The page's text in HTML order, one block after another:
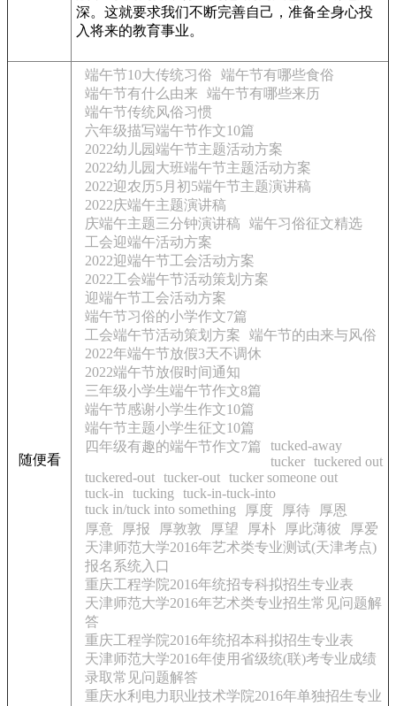
深。这就要求我们不断完善自己，准备全身心投
入将来的教育事业。
随便看
端午节10大传统习俗
端午节有哪些食俗
端午节有什么由来 端午节有哪些来历
端午节传统风俗习惯
六年级描写端午节作文10篇
2022幼儿园端午节主题活动方案
2022幼儿园大班端午节主题活动方案
2022迎农历5月初5端午节主题演讲稿
2022庆端午主题演讲稿
庆端午主题三分钟演讲稿
端午习俗征文精选
工会迎端午活动方案
2022迎端午节工会活动方案
2022工会端午节活动策划方案
迎端午节工会活动方案
端午节习俗的小学作文7篇
工会端午节活动策划方案
端午节的由来与风俗
2022年端午节放假3天不调休
2022端午节放假时间通知
三年级小学生端午节作文8篇
端午节感谢小学生作文10篇
端午节主题小学生征文10篇
四年级有趣的端午节作文7篇
tucked-away
tucker tuckered out
tuckered-out tucker-out tucker someone out
tuck-in
tucking
tuck-in-tuck-into
tuck in/tuck into something
厚度 厚待
厚恩
厚意
厚报 厚敦敦 厚望 厚朴 厚此薄彼
厚爱
天津师范大学2016年艺术类专业测试(天津考点)
报名系统入口
重庆工程学院2016年统招专科拟招生专业表
天津师范大学2016年艺术类专业招生常见问题解
答
重庆工程学院2016年统招本科拟招生专业表
天津师范大学2016年使用省级统(联)考专业成绩
录取常见问题解答
重庆水利电力职业技术学院2016年单独招生专业